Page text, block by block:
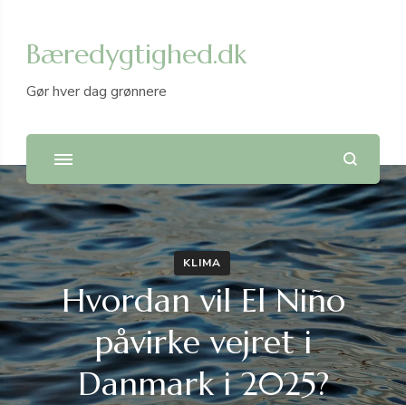
Bæredygtighed.dk
Gør hver dag grønnere
KLIMA
Hvordan vil El Niño
påvirke vejret i
Danmark i 2025?